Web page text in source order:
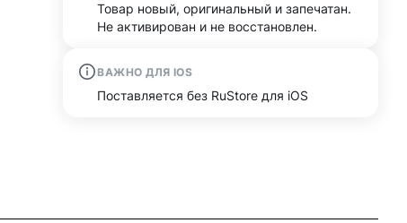
Товар новый, оригинальный и запечатан.
Не активирован и не восстановлен.
ВАЖНО ДЛЯ IOS
Поставляется без RuStore для iOS